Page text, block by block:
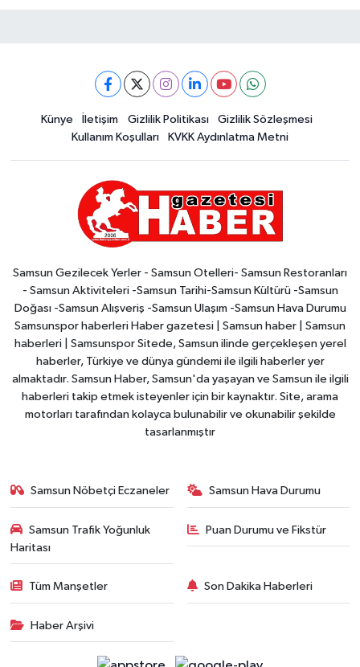
Künye İletişim Gizlilik Politikası
Gizlilik Sözleşmesi
Kullanım Koşulları
KVKK Aydınlatma Metni
Samsun Gezilecek Yerler - Samsun Otelleri- Samsun Restoranları
- Samsun Aktiviteleri -Samsun Tarihi-Samsun Kültürü -Samsun
Doğası -Samsun Alışveriş -Samsun Ulaşım -Samsun Hava Durumu
Samsunspor haberleri Haber gazetesi | Samsun haber | Samsun
haberleri | Samsunspor Sitede, Samsun ilinde gerçekleşen yerel
haberler, Türkiye ve dünya gündemi ile ilgili haberler yer
almaktadır. Samsun Haber, Samsun'da yaşayan ve Samsun ile ilgili
haberleri takip etmek isteyenler için bir kaynaktır. Site, arama
motorları tarafından kolayca bulunabilir ve okunabilir şekilde
tasarlanmıştır
Samsun Nöbetçi Eczaneler Samsun Hava Durumu
Samsun Trafik Yoğunluk
Haritası
Puan Durumu ve Fikstür
Tüm Manşetler Son Dakika Haberleri
Haber Arşivi